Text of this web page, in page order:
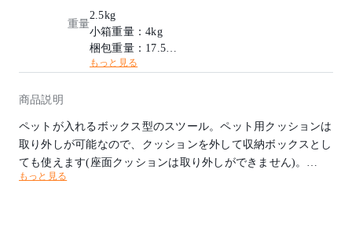
重量
2.5kg
小箱重量：4kg
梱包重量：17.5kg
耐荷重：80kg
もっと見る
商品説明
ペットが入れるボックス型のスツール。ペット用クッションは
取り外しが可能なので、クッションを外して収納ボックスとし
ても使えます(座面クッションは取り外しができません)。
ペット用クッションはカバーを外して手洗いができるので、い
もっと見る